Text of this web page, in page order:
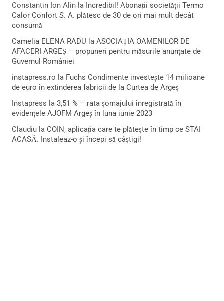
Constantin Ion Alin la Incredibil! Abonații societății Termo
Calor Confort S. A. plătesc de 30 de ori mai mult decât
consumă
Camelia ELENA RADU la ASOCIAȚIA OAMENILOR DE
AFACERI ARGEȘ – propuneri pentru măsurile anunțate de
Guvernul României
instapress.ro la Fuchs Condimente investește 14 milioane
de euro în extinderea fabricii de la Curtea de Argeș
Instapress la 3,51 % – rata șomajului înregistrată în
evidențele AJOFM Argeș în luna iunie 2023
Claudiu la COIN, aplicația care te plătește în timp ce STAI
ACASĂ. Instaleaz-o și începi să câștigi!